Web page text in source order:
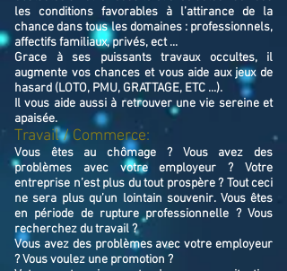
les conditions favorables à l’attirance de la
chance dans tous les domaines : professionnels,
affectifs familiaux, privés, ect ...
Grace à ses puissants travaux occultes, il
augmente vos chances et vous aide aux jeux de
hasard (LOTO, PMU, GRATTAGE, ETC ...).
Il vous aide aussi à retrouver une vie sereine et
apaisée.
Travail / Commerce:
Vous êtes au chômage ? Vous avez des
problèmes avec votre employeur ? Votre
entreprise n’est plus du tout prospère ? Tout ceci
ne sera plus qu’un lointain souvenir. Vous êtes
en période de rupture professionnelle ? Vous
recherchez du travail ?
Vous avez des problèmes avec votre employeur
? Vous voulez une promotion ?